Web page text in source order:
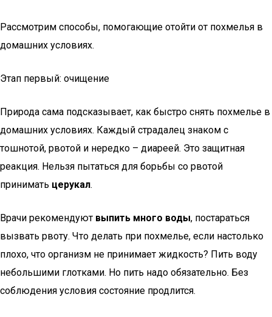
Рассмотрим способы, помогающие отойти от похмелья в
домашних условиях.
Этап первый: очищение
Природа сама подсказывает, как быстро снять похмелье в
домашних условиях. Каждый страдалец знаком с
тошнотой, рвотой и нередко – диареей. Это защитная
реакция. Нельзя пытаться для борьбы со рвотой
принимать церукал.
Врачи рекомендуют выпить много воды, постараться
вызвать рвоту. Что делать при похмелье, если настолько
плохо, что организм не принимает жидкость? Пить воду
небольшими глотками. Но пить надо обязательно. Без
соблюдения условия состояние продлится.